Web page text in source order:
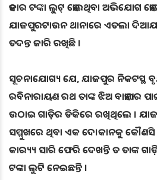
ହଜାର ଟଙ୍କା ଲୁଟ୍ ହୋଇଥିବା ଅଭିଯୋଗ
ଯାଜପୁରଟାଉନ ଥାନାରେ ଏତଲା
ତଦନ୍ତ ଜାରି ରଖିଛି ।
ସୂଚନାଯୋଗ୍ୟ ଯେ, ଯାଜପୁର ନିକଟସ୍ଥ
ରବିନାରାୟଣ ରଥ ତାଙ୍କ ଝିଅ ବାହାଘର
ଉଠାଇ ଗାଡ଼ିର ଡିକିରେ ରଖିଥିଲେ ।
ସମ୍ମୁଖରେ ଥିବା ଏକ ଦେ।କାନକୁ
କାର‌୍ୟ୍ୟ ସାରି ଫେରି ଦେଖନ୍ତି ତ ତାଙ୍କ
ଟଙ୍କା ଲୁଟି ନେଇଛନ୍ତି ।